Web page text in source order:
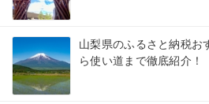
山梨県のふるさと納税お
ら使い道まで徹底紹介！